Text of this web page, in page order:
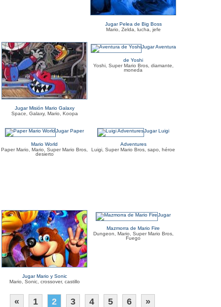
Jugar Pelea de Big Boss
Mario, Zelda, lucha, jefe
Jugar Misión Mario Galaxy
Space, Galaxy, Mario, Koopa
Jugar Aventura
de Yoshi
Yoshi, Super Mario Bros, diamante,
moneda
Jugar Paper
Mario World
Paper Mario, Mario, Super Mario Bros,
desierto
Jugar Luigi
Adventures
Luigi, Super Mario Bros, sapo, héroe
Jugar Mario y Sonic
Mario, Sonic, crossover, castillo
Jugar
Mazmorra de Mario Fire
Dungeon, Mario, Super Mario Bros,
Fuego
« 1 2 3 4 5 6 »